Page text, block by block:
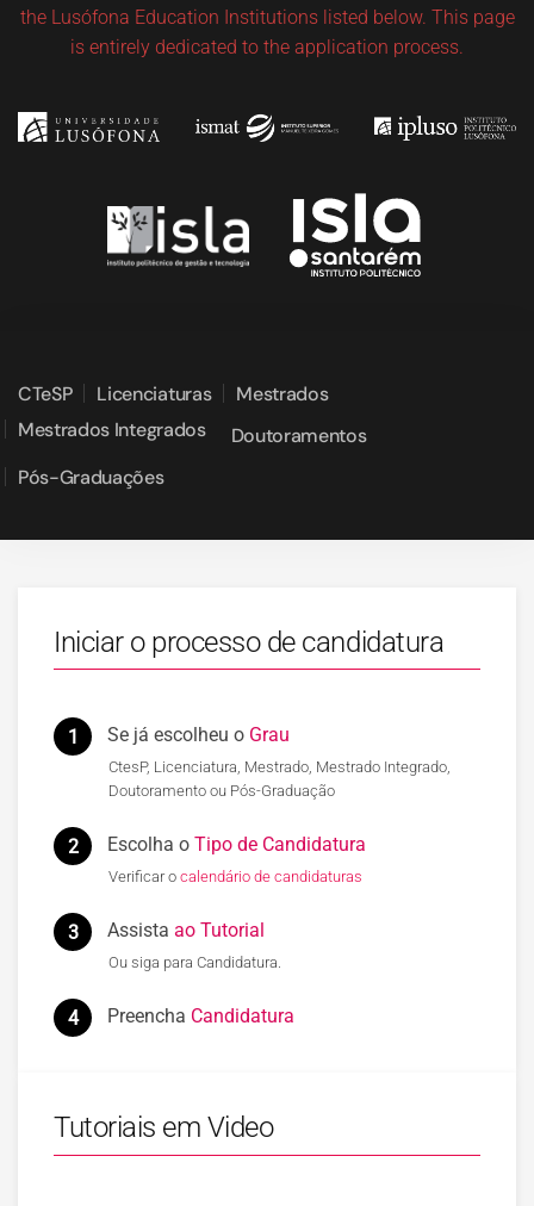
the Lusófona Education Institutions listed below. This page
is entirely dedicated to the application process.
CTeSP Licenciaturas
Mestrados
Mestrados Integrados
Doutoramentos
Pós-Graduações
Iniciar o processo de candidatura
1 Se já escolheu o Grau
CtesP, Licenciatura, Mestrado, Mestrado Integrado,
Doutoramento ou Pós-Graduação
2 Escolha o Tipo de Candidatura
Verificar o calendário de candidaturas
3 Assista ao Tutorial
Ou siga para Candidatura.
4 Preencha Candidatura
Tutoriais em Video